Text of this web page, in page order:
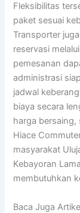
Fleksibilitas
paket sesuai
Transporter
reservasi
pemesanan
administrasi
jadwal
biaya secara
harga bersaing,
Hiace
masyarakat
Kebayoran
membutuhkan
Baca Juga